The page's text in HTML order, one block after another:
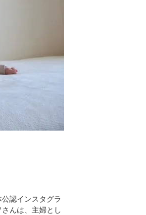
認インスタグラ
んは、主婦とし